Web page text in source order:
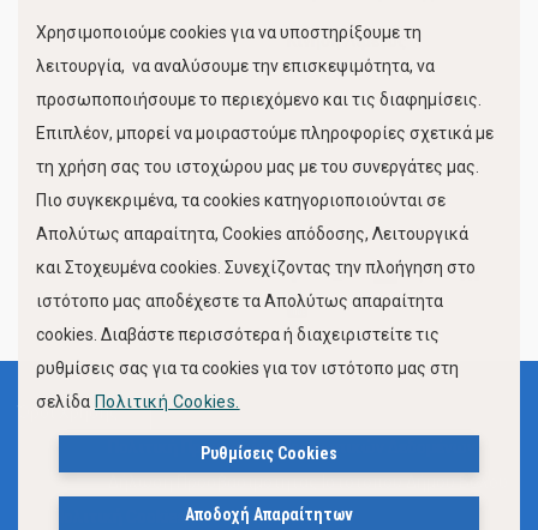
Κίνηση Λιμένος
FOLLOW US
Όροι Χρήσης
Πολιτική Προστασίας Προσωπικών Δεδομένων
Πολιτική Cookies
Χρησιμοποιούμε cookies για να υποστηρίξουμε τη
λειτουργία, να αναλύσουμε την επισκεψιμότητα, να
προσωποποιήσουμε το περιεχόμενο και τις διαφημίσεις.
Επιπλέον, μπορεί να μοιραστούμε πληροφορίες σχετικά με
τη χρήση σας του ιστοχώρου μας με του συνεργάτες μας.
Πιο συγκεκριμένα, τα cookies κατηγοριοποιούνται σε
Απολύτως απαραίτητα, Cookies απόδοσης, Λειτουργικά
και Στοχευμένα cookies. Συνεχίζοντας την πλοήγηση στο
ιστότοπο μας αποδέχεστε τα Απολύτως απαραίτητα
cookies. Διαβάστε περισσότερα ή διαχειριστείτε τις
ρυθμίσεις σας για τα cookies για τον ιστότοπο μας στη
σελίδα Πολιτική Cookies.
Ρυθμίσεις Cookies
Αποδοχή Απαραίτητων